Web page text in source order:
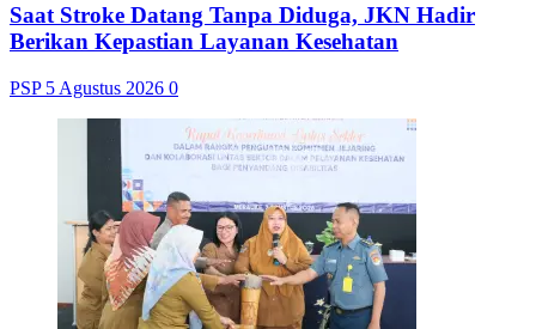
Saat Stroke Datang Tanpa Diduga, JKN Hadir
Berikan Kepastian Layanan Kesehatan
PSP 5 Agustus 2026 0